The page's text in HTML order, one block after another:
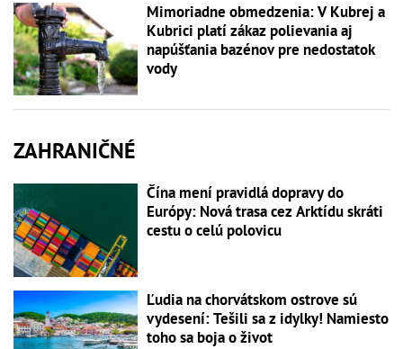
Mimoriadne obmedzenia: V Kubrej a
Kubrici platí zákaz polievania aj
napúšťania bazénov pre nedostatok
vody
ZAHRANIČNÉ
Čína mení pravidlá dopravy do
Európy: Nová trasa cez Arktídu skráti
cestu o celú polovicu
Ľudia na chorvátskom ostrove sú
vydesení: Tešili sa z idylky! Namiesto
toho sa boja o život